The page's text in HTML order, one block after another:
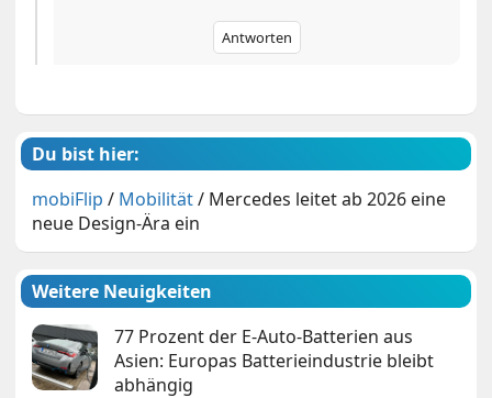
Antworten
Du bist hier:
mobiFlip / Mobilität/ Mercedes leitet ab 2026 eine
neue Design-Ära ein
Weitere Neuigkeiten
77 Prozent der E-Auto-Batterien aus
Asien: Europas Batterieindustrie bleibt
abhängig